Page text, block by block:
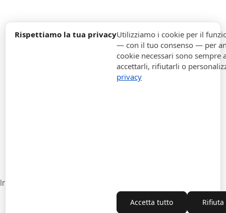
Rispettiamo la tua privacyUtilizziamo i cookie per il
— con il tuo consenso — per
cookie necessari sono
accettarli, rifiutarli o
privacy
Accetta tutto
expand_more
expand_more
Impostazioni cookie
Recesso dal contratto